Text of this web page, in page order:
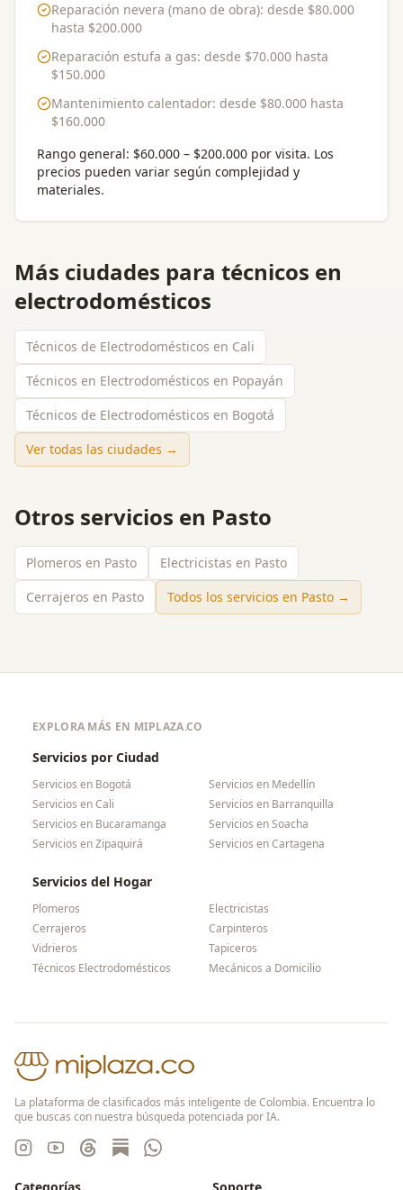
Reparación nevera (mano de obra): desde $80.000
hasta $200.000
Reparación estufa a gas: desde $70.000 hasta
$150.000
Mantenimiento calentador: desde $80.000 hasta
$160.000
Rango general: $60.000 – $200.000 por visita. Los
precios pueden variar según complejidad y
materiales.
Más ciudades para técnicos en
electrodomésticos
Técnicos de Electrodomésticos en Cali
Técnicos en Electrodomésticos en Popayán
Técnicos de Electrodomésticos en Bogotá
Ver todas las ciudades →
Otros servicios en Pasto
Plomeros en Pasto
Electricistas en Pasto
Cerrajeros en Pasto
Todos los servicios en Pasto →
EXPLORA MÁS EN MIPLAZA.CO
Servicios por Ciudad
Servicios en Bogotá Servicios en Medellín
Servicios enCali Servicios en Barranquilla
Servicios en Bucaramanga Servicios enSoacha
Servicios enZipaquirá Servicios enCartagena
Servicios del Hogar
Plomeros
Electricistas
Cerrajeros
Carpinteros
Vidrieros
Tapiceros
Técnicos Electrodomésticos
Mecánicos a Domicilio
La plataforma de clasificados más inteligente de Colombia. Encuentra lo
que buscas con nuestra búsqueda potenciada por IA.